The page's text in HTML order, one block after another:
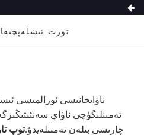
تەمىنلىگۈچى ناۋاي
چارىسى بىلەن تەمىنلەيدۇ.توپ